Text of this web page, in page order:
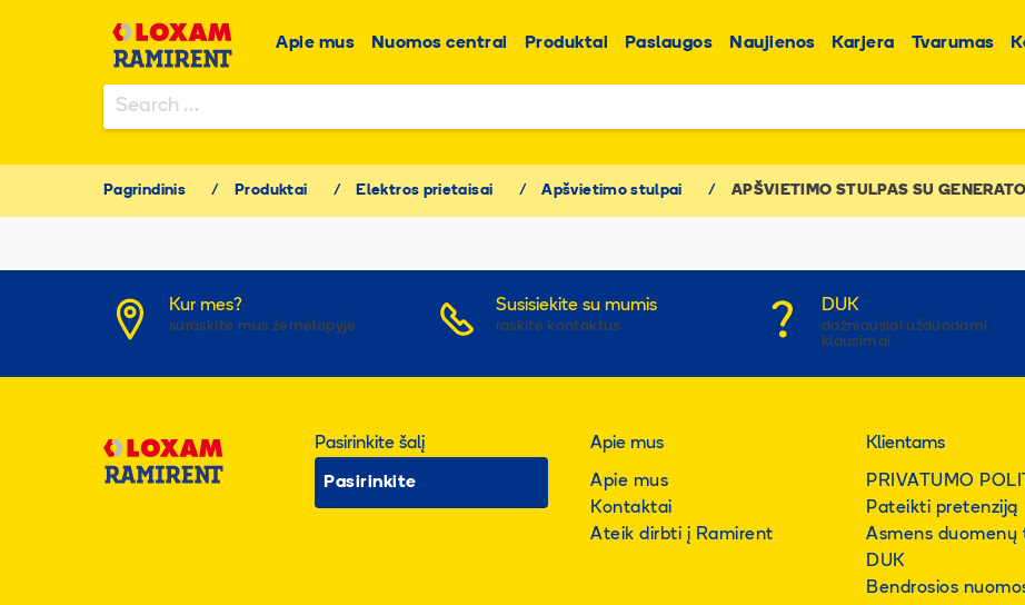
Apie mus Nuomos centrai Produktai Paslaugos Naujienos Karjera Tvarumas
Search
for:
Pagrindinis / Produktai / Elektros prietaisai / Apšvietimo stulpai / APŠVIETIMO STULPAS SU
Kur mes?
suraskite mus žemėlapyje
Susisiekite su mumis
raskite kontaktus
DUK
dažniausiai užduodami
klausimai
Pasirinkite šalį
Pasirinkite
Apie mus
Apie mus
Kontaktai
Ateik dirbti į Ramirent
Klientams
PRIVATUMO
Pateikti pretenziją
Asmens duomenų
DUK
Bendrosios